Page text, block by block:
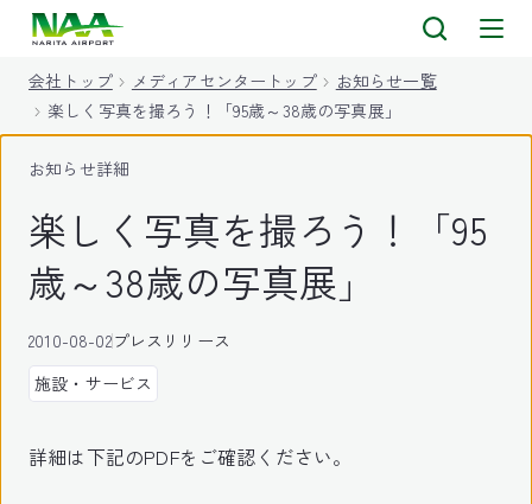
会社トップ メディアセンタートップ
お知らせ一覧
楽しく写真を撮ろう！「95歳～38歳の写真展」
お知らせ詳細
楽しく写真を撮ろう！「95
歳～38歳の写真展」
2010-08-02プレスリリース
施設・サービス
詳細は下記のPDFをご確認ください。